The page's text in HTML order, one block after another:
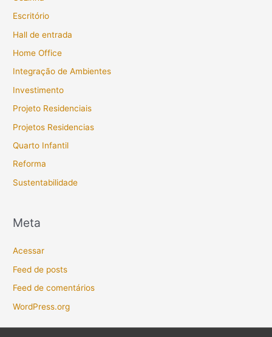
Escritório
Hall de entrada
Home Office
Integração de Ambientes
Investimento
Projeto Residenciais
Projetos Residencias
Quarto Infantil
Reforma
Sustentabilidade
Meta
Acessar
Feed de posts
Feed de comentários
WordPress.org